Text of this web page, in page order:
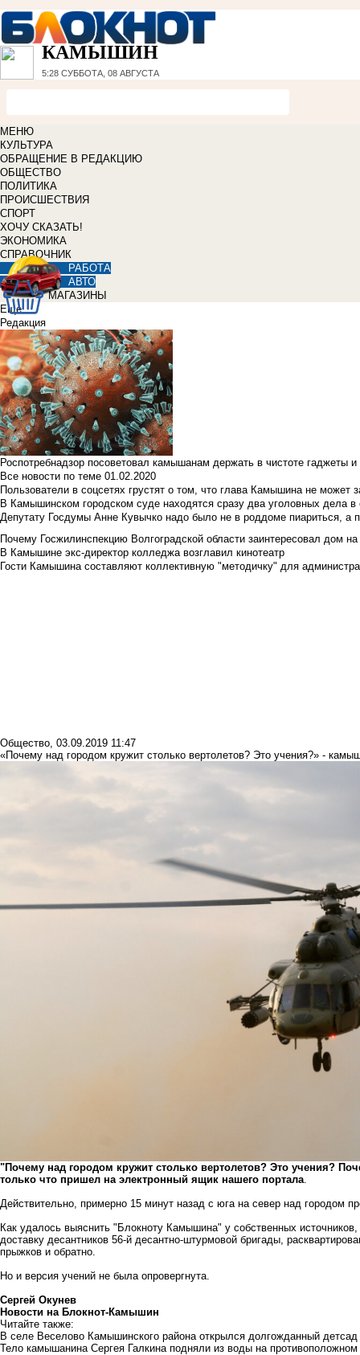
КАМЫШИН
5:28 СУББОТА, 08 АВГУСТА
МЕНЮ
КУЛЬТУРА
ОБРАЩЕНИЕ В РЕДАКЦИЮ
ОБЩЕСТВО
ПОЛИТИКА
ПРОИСШЕСТВИЯ
СПОРТ
ХОЧУ СКАЗАТЬ!
ЭКОНОМИКА
СПРАВОЧНИК
РАБОТА
АВТО
МАГАЗИНЫ
Еще
Редакция
Роспотребнадзор посоветовал камышанам держать в чистоте гаджеты
Все новости по теме 01.02.2020
Пользователи в соцсетях грустят о том, что глава Камышина не может
В Камышинском городском суде находятся сразу два уголовных дела
Депутату Госдумы Анне Кувычко надо было не в роддоме пиариться, а
Почему Госжилинспекцию Волгоградской области заинтересовал дом
В Камышине экс-директор колледжа возглавил кинотеатр
Гости Камышина составляют коллективную "методичку" для
Общество, 03.09.2019 11:47
«Почему над городом кружит столько вертолетов? Это учения?» -
"Почему над городом кружит столько вертолетов? Это учения?
только что пришел на электронный ящик нашего портала
Действительно, примерно 15 минут назад с юга на север над городом
Как удалось выяснить "Блокноту Камышина" у собственных
доставку десантников 56-й десантно-штурмовой бригады,
прыжков и обратно.
Но и версия учений не была опровергнута.
Сергей Окунев
Новости на Блoкнoт-Камышин
Читайте также:
В селе Веселово Камышинского района открылся долгожданный детсад
Тело камышанина Сергея Галкина подняли из воды на противоположном